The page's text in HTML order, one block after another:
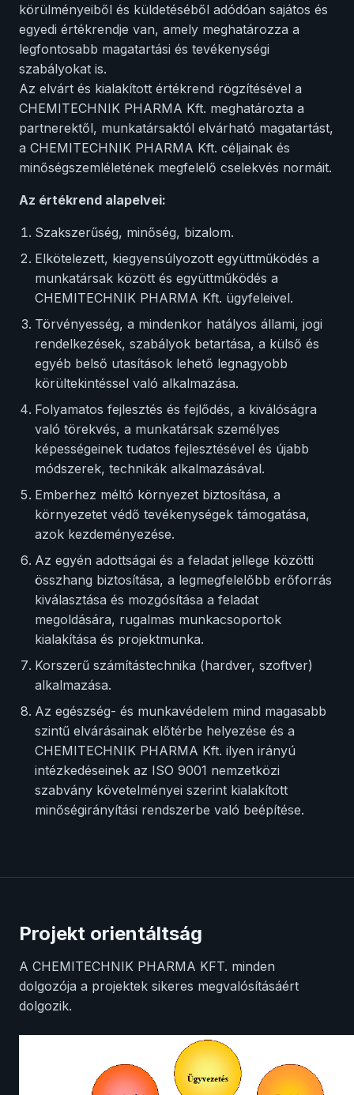
körülményeiből és küldetéséből adódóan sajátos és
egyedi értékrendje van, amely meghatározza a
legfontosabb magatartási és tevékenységi
szabályokat is.
Az elvárt és kialakított értékrend rögzítésével a
CHEMITECHNIK PHARMA Kft. meghatározta a
partnerektől, munkatársaktól elvárható magatartást,
a CHEMITECHNIK PHARMA Kft. céljainak és
minőségszemléletének megfelelő cselekvés normáit.
Az értékrend alapelvei:
Szakszerűség, minőség, bizalom.
Elkötelezett, kiegyensúlyozott együttműködés a
munkatársak között és együttműködés a
CHEMITECHNIK PHARMA Kft. ügyfeleivel.
Törvényesség, a mindenkor hatályos állami, jogi
rendelkezések, szabályok betartása, a külső és
egyéb belső utasítások lehető legnagyobb
körültekintéssel való alkalmazása.
Folyamatos fejlesztés és fejlődés, a kiválóságra
való törekvés, a munkatársak személyes
képességeinek tudatos fejlesztésével és újabb
módszerek, technikák alkalmazásával.
Emberhez méltó környezet biztosítása, a
környezetet védő tevékenységek támogatása,
azok kezdeményezése.
Az egyén adottságai és a feladat jellege közötti
összhang biztosítása, a legmegfelelőbb erőforrás
kiválasztása és mozgósítása a feladat
megoldására, rugalmas munkacsoportok
kialakítása és projektmunka.
Korszerű számítástechnika (hardver, szoftver)
alkalmazása.
Az egészség- és munkavédelem mind magasabb
szintű elvárásainak előtérbe helyezése és a
CHEMITECHNIK PHARMA Kft. ilyen irányú
intézkedéseinek az ISO 9001 nemzetközi
szabvány követelményei szerint kialakított
minőségirányítási rendszerbe való beépítése.
Projekt orientáltság
A CHEMITECHNIK PHARMA KFT. minden
dolgozója a projektek sikeres megvalósításáért
dolgozik.